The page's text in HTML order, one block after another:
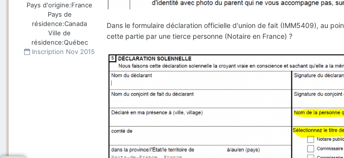
Pays d'origine:France
Pays de
résidence:Canada
Ville de
résidence:Québec
Inscription Nov 2015
Dans le formulaire déclaration officielle d'union de fait (IMM5409), au
cette partie par une tierce personne (Notaire en France) ?